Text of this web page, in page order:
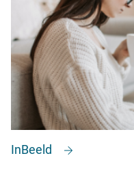
InBeeld